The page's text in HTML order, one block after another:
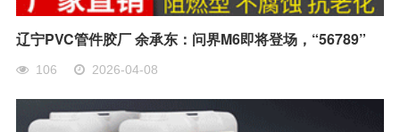
辽宁PVC管件胶厂 余承东：问界M6即将登场，“56789”
106 2026-04-08